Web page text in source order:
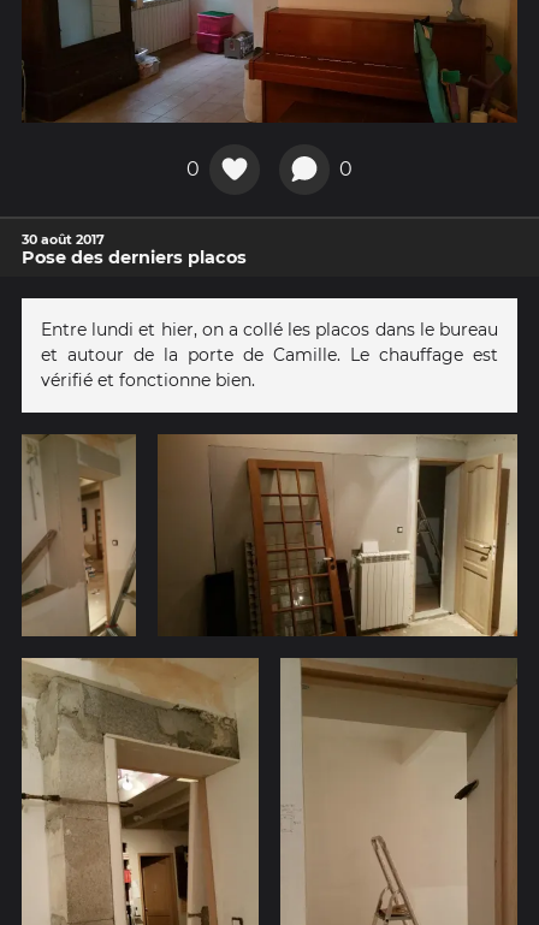
0 0
30 août 2017
Pose des derniers placos
Entre lundi et hier, on a collé les placos dans le bureau
et autour de la porte de Camille. Le chauffage est
vérifié et fonctionne bien.